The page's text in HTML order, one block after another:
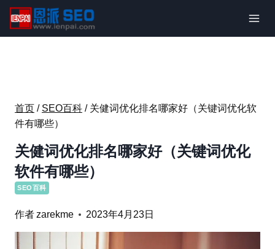
内
首页 / SEO百科 / 关健词优化排名哪家好（关键词优化软
件有哪些）
关健词优化排名哪家好（关键词优化
软件有哪些）
SEO百科
作者zarekme 2023年4月23日